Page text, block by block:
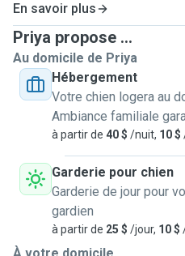
En savoir plus
Priya propose ...
Au domicile de Priya
Hébergement
Votre chien logera au
Ambiance familiale
à partir de 40 $ /nuit, 10 $
Garderie pour chien
Garderie de jour pour
gardien
à partir de 25 $ /jour, 10 $